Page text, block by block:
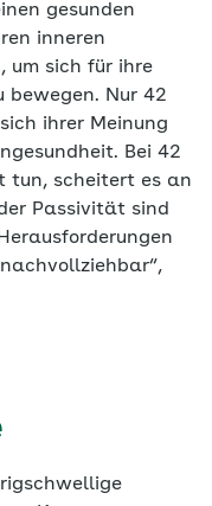
gesunden
inneren
um sich für ihre
bewegen. Nur 42
ihrer Meinung
Bei 42
tun, scheitert es an
Passivität sind